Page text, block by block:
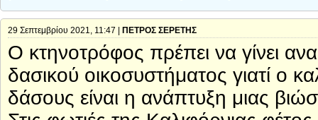
29 Σεπτεμβρίου 2021, 11:47 | ΠΕΤΡΟΣ ΣΕΡΕΤΗΣ
Ο κτηνοτρόφος πρέπει να γίνει
δασικού οικοσυστήματος γιατί ο
δάσους είναι η ανάπτυξη μιας